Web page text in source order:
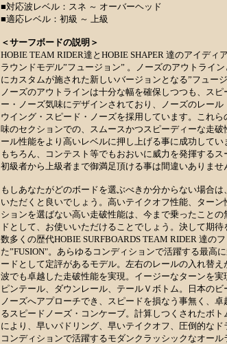
■対応波レベル：スネ ～ オーバーヘッド
■適応レベル：初級 ～ 上級
＜サーフボードの説明＞
HOBIE TEAM RIDER達とHOBIE SHAPER 達のアイデ
ラウンドモデル”フュージョン” 。ノーズのアウトライ
にカスタムが施された新しいバージョンとなる”フュー
ノーズのアウトラインは十分な幅を確保しつつも、ス
ー・ノーズ気味にデザインされており、ノーズのレー
ウイング・スピード・ノーズを採用しています。これ
味のセクションでの、スムースかつスピーディーな走
ール性能をより高いレベルに押し上げる事に成功して
もちろん、コンテスト等でもおおいに威力を発揮するス
初級者から上級者まで御満足頂ける事は間違いありませ
もしあなたがどのボードを選ぶべきか分からない場合
いただくと良いでしょう。高いテイクオフ性能、ター
ションを選ばない高い走破性能は、今まで乗ったこと
ドとして、お使いいただけることでしょう。決して期待
数多くの歴代HOBIE SURFBOARDS TEAM RIDER 達の
た”FUSION"。あらゆるコンディションで活躍する最高
ードとして定評があるモデル。左右のレールの入れ替
波でも卓越した走破性能を実現。イージーなターンを
ピンテール、ダウンレール、テールＶボトム。日本の
ノーズへアプローチでき、スピードを損なう事無く、
るスピードノーズ・コンケーブ。計算しつくされたボ
により、早いパドリング、早いテイクオフ、圧倒的な
コンディションで活躍するモダンクラッシックなオール